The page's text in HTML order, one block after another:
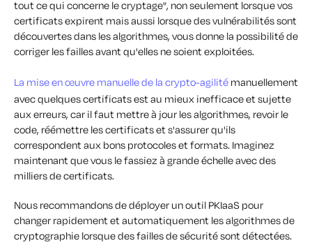
tout ce qui concerne le cryptage", non seulement lorsque vos
certificats expirent mais aussi lorsque des vulnérabilités sont
découvertes dans les algorithmes, vous donne la possibilité de
corriger les failles avant qu'elles ne soient exploitées.
La mise en œuvre manuelle de la crypto-agilité manuellement
avec quelques certificats est au mieux inefficace et sujette
aux erreurs, car il faut mettre à jour les algorithmes, revoir le
code, réémettre les certificats et s'assurer qu'ils
correspondent aux bons protocoles et formats. Imaginez
maintenant que vous le fassiez à grande échelle avec des
milliers de certificats.
Nous recommandons de déployer un outil PKIaaS pour
changer rapidement et automatiquement les algorithmes de
cryptographie lorsque des failles de sécurité sont détectées.